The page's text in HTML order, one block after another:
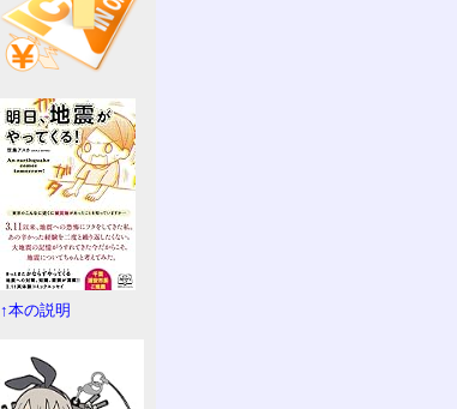
↑本の説明